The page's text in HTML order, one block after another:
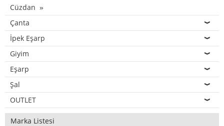
Cüzdan
Çanta
İpek Eşarp
Giyim
Eşarp
Şal
OUTLET
Marka Listesi